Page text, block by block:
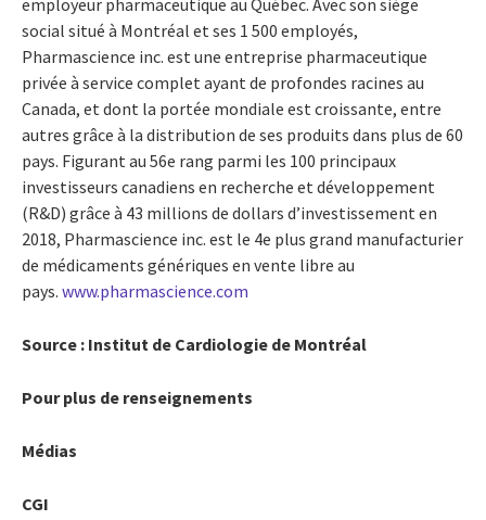
social situé à Montréal et ses 1 500 employés,
Pharmascience inc. est une entreprise pharmaceutique
privée à service complet ayant de profondes racines au
Canada, et dont la portée mondiale est croissante, entre
autres grâce à la distribution de ses produits dans plus de 60
pays. Figurant au 56e rang parmi les 100 principaux
investisseurs canadiens en recherche et développement
(R&D) grâce à 43 millions de dollars d’investissement en
2018, Pharmascience inc. est le 4e plus grand manufacturier
de médicaments génériques en vente libre au
pays. www.pharmascience.com
Source : Institut de Cardiologie de Montréal
Pour plus de renseignements
Médias
CGI